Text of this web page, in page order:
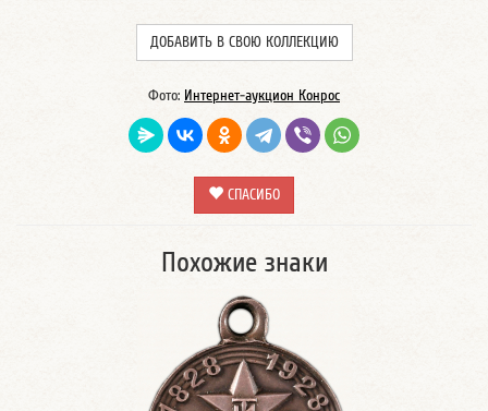
ДОБАВИТЬ В СВОЮ КОЛЛЕКЦИЮ
Фото: Интернет-аукцион Конрос
СПАСИБО
Похожие знаки